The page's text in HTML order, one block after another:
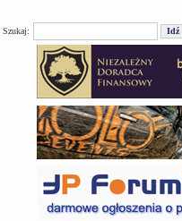
Szukaj: